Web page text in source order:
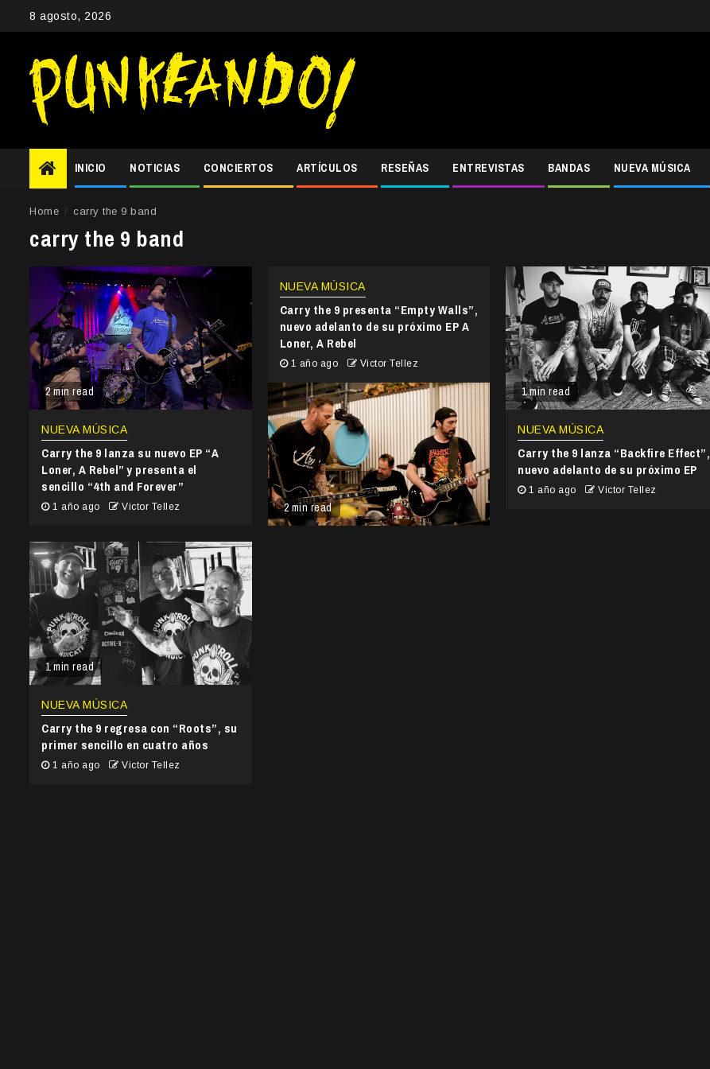
8 agosto, 2026
INICIO NOTICIAS CONCIERTOS ARTÍCULOS RESEÑAS ENTREVISTAS BANDAS NUEVA MÚSICA
Home carry the 9 band
carry the 9 band
2 min read
NUEVA MÚSICA
Carry the 9 lanza su nuevo EP “A
Loner, A Rebel” y presenta el
sencillo “4th and Forever”
1 año ago Victor Tellez 2 min read
NUEVA MÚSICA
Carry the 9 presenta “Empty Walls”,
nuevo adelanto de su próximo EP A
Loner, A Rebel
1 año ago Victor Tellez
1 min read
NUEVA MÚSICA
Carry the 9 lanza “Backfire Effect”,
nuevo adelanto de su próximo EP
1 año ago Victor Tellez
1 min read
NUEVA MÚSICA
Carry the 9 regresa con “Roots”, su
primer sencillo en cuatro años
1 año ago Victor Tellez